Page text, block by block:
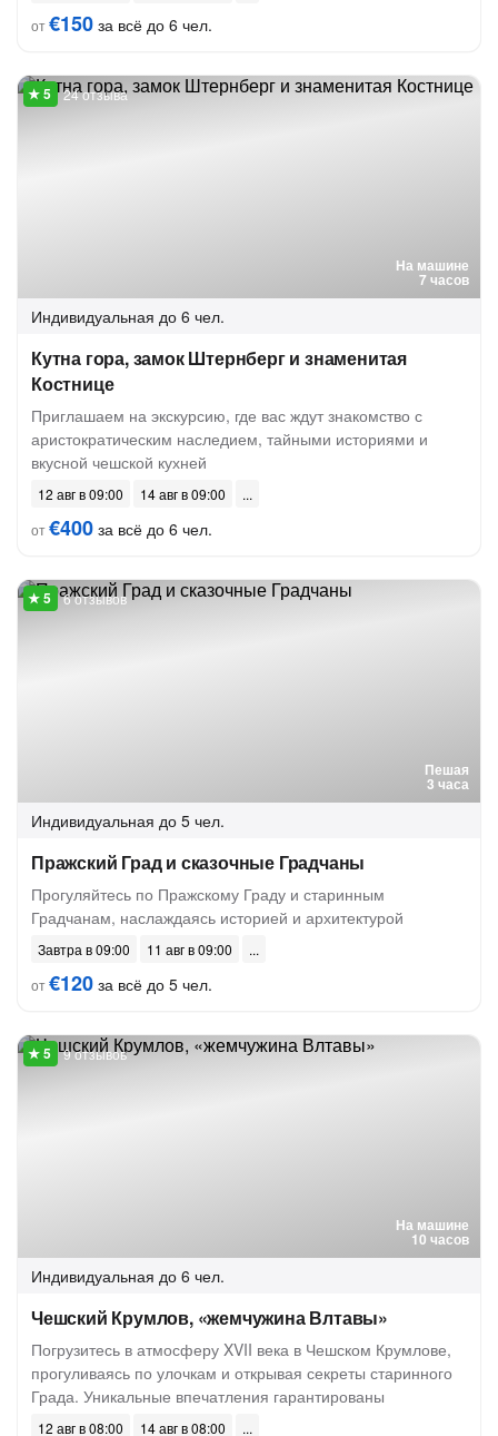
от€150 за всё до 6 чел.
На машине
7 часов
24 отзыва
Индивидуальная до 6 чел.
Кутна гора, замок Штернберг и знаменитая
Костнице
Приглашаем на экскурсию, где вас ждут знакомство с
аристократическим наследием, тайными историями и
вкусной чешской кухней
12 авг в 09:00
14 авг в 09:00
от€400 за всё до 6 чел.
Пешая
3 часа
6 отзывов
Индивидуальная до 5 чел.
Пражский Град и сказочные Градчаны
Прогуляйтесь по Пражскому Граду и старинным
Градчанам, наслаждаясь историей и архитектурой
Завтра в 09:00
11 авг в 09:00
от€120 за всё до 5 чел.
На машине
10 часов
9 отзывов
Индивидуальная до 6 чел.
Чешский Крумлов, «жемчужина Влтавы»
Погрузитесь в атмосферу XVII века в Чешском Крумлове,
прогуливаясь по улочкам и открывая секреты старинного
Града. Уникальные впечатления гарантированы
12 авг в 08:00 14 авг в 08:00